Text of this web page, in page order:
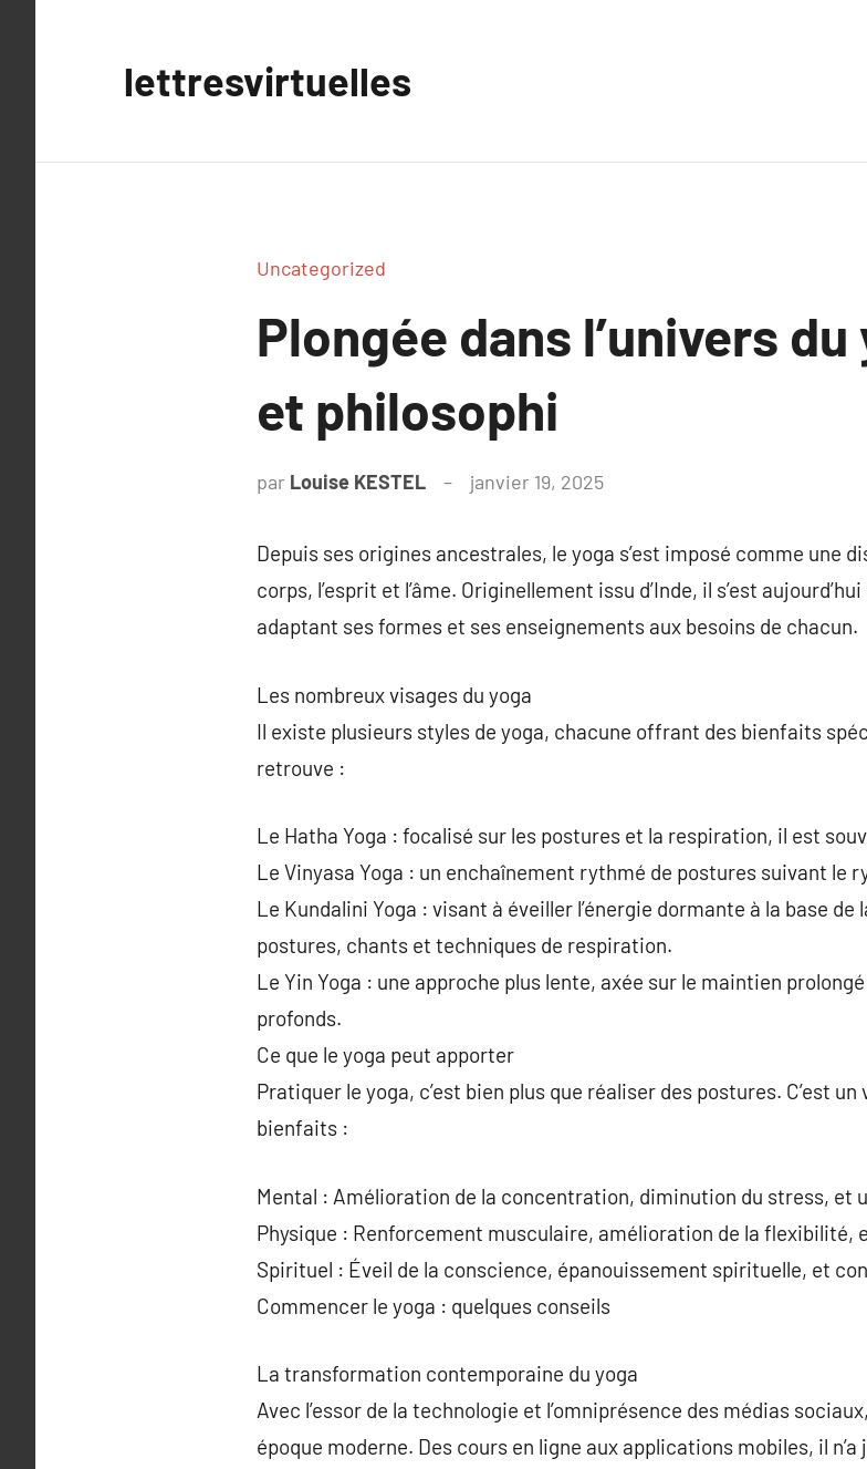
lettresvirtuelles
Uncategorized
Plongée dans l’univers
et philosophi
par Louise KESTEL janvier 19, 2025
Depuis ses origines ancestrales, le yoga s’est imposé comme une
corps, l’esprit et l’âme. Originellement issu d’Inde, il s’est
adaptant ses formes et ses enseignements aux besoins de chacun.
Les nombreux visages du yoga
Il existe plusieurs styles de yoga, chacune offrant des bienfaits
retrouve :
Le Hatha Yoga : focalisé sur les postures et la respiration, il est
Le Vinyasa Yoga : un enchaînement rythmé de postures suivant le
Le Kundalini Yoga : visant à éveiller l’énergie dormante à la base
postures, chants et techniques de respiration.
Le Yin Yoga : une approche plus lente, axée sur le maintien
profonds.
Ce que le yoga peut apporter
Pratiquer le yoga, c’est bien plus que réaliser des postures. C’est
bienfaits :
Mental : Amélioration de la concentration, diminution du stress, et
Physique : Renforcement musculaire, amélioration de la flexibilité,
Spirituel : Éveil de la conscience, épanouissement spirituelle, et
Commencer le yoga : quelques conseils
La transformation contemporaine du yoga
Avec l’essor de la technologie et l’omniprésence des médias
époque moderne. Des cours en ligne aux applications mobiles, il